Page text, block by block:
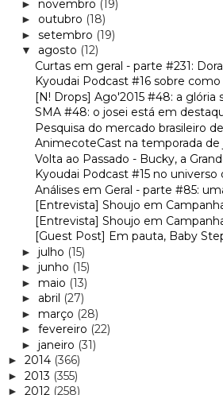
► novembro (19)
► outubro (18)
► setembro (19)
▼ agosto (12)
Curtas em geral - parte #231:
Kyoudai Podcast #16 sobre como
[N! Drops] Ago'2015 #48: a glória
SMA #48: o josei está em
Pesquisa do mercado brasileiro
AnimecoteCast na temporada de
Volta ao Passado - Bucky, a
Kyoudai Podcast #15 no universo
Análises em Geral - parte #85:
[Entrevista] Shoujo em
[Entrevista] Shoujo em
[Guest Post] Em pauta, Baby
► julho (15)
► junho (15)
► maio (13)
► abril (27)
► março (28)
► fevereiro (22)
► janeiro (31)
► 2014 (366)
► 2013 (355)
► 2012 (258)